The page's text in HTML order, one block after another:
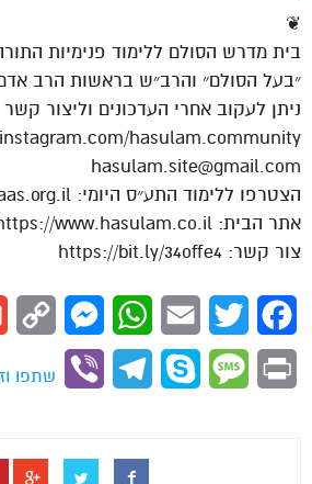
❦
בית מדרש הסולם ללימוד פנימיות
״בעל הסולם״ והרב״ש בראשות הרב אדם
ניתן לעקוב אחרי העדכונים וליצור קשר
hasulam.community
hasulam.site@gmail.com
הצטרפו ללימוד התע״ס היומי: https://dafhayomitaas.org.il
אתר הבית: https://www.hasulam.co.il
צור קשר: https://bit.ly/34offe4
Facebook
Twitter
Email
WhatsApp
Print
Message
Skype
Telegram
Viber
שתפו